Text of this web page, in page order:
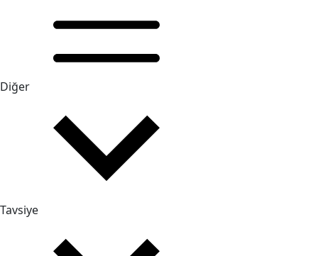
Diğer
Tavsiye